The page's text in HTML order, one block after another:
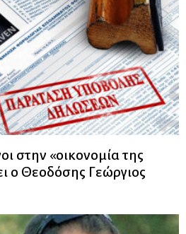
«οικονομία της
ο Θεοδόσης Γεώργιος